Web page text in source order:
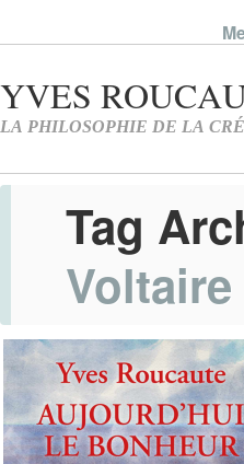
Skip
Tag
Voltaire